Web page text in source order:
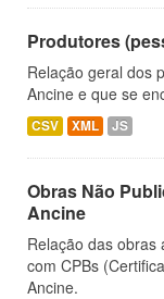
Produtores
Relação geral dos
Ancine e que se
CSV XML JS
Obras Não
Ancine
Relação das obras
com CPBs
Ancine.